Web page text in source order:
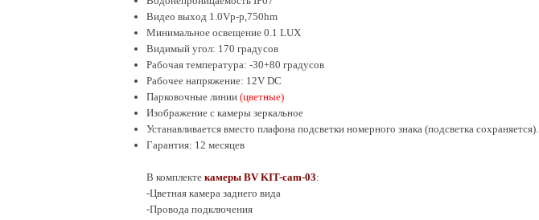
Видео выход 1.0Vp-p,750hm
Минимальное освещение 0.1 LUX
Видимый угол: 170 градусов
Рабочая температура: -30+80 градусов
Рабочее напряжение: 12V DC
Парковочные линии (цветные)
Изображение с камеры зеркальное
Устанавливается вместо плафона подсветки номерного знака (подсветка сохраняется).
Гарантия: 12 месяцев
В комплекте камеры BV KIT-cam-03:
-Цветная камера заднего вида
-Провода подключения